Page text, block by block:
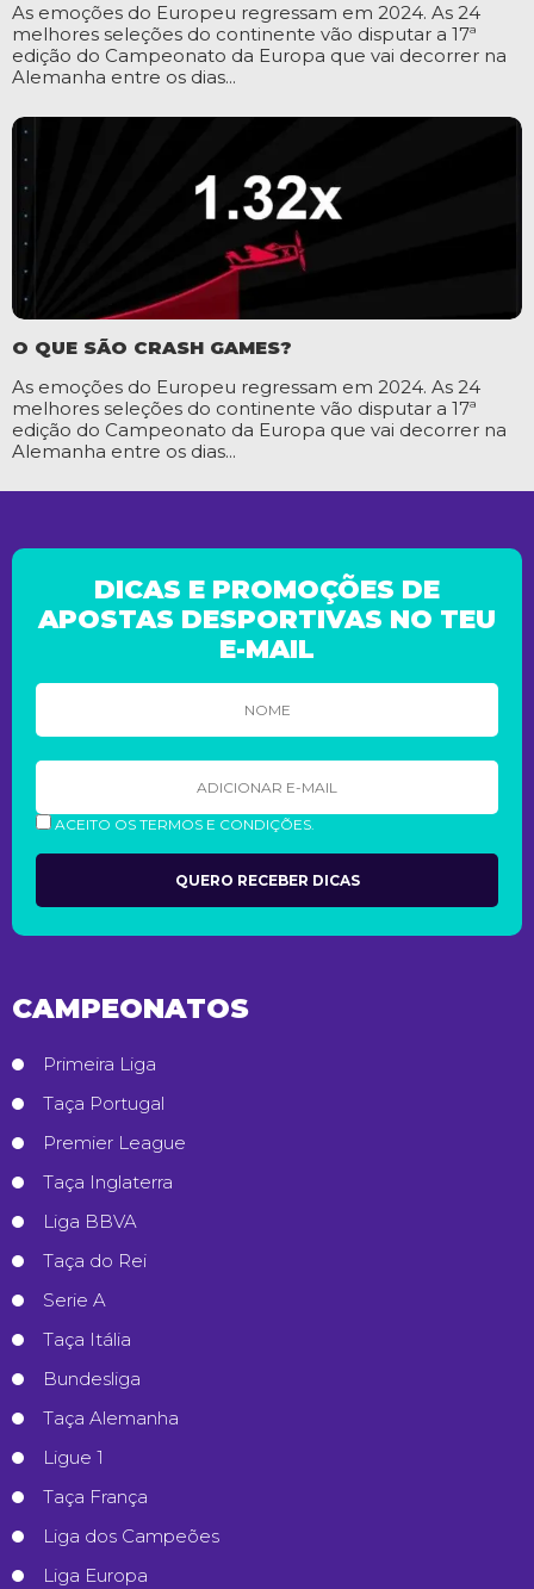
As emoções do Europeu regressam em 2024. As 24
melhores seleções do continente vão disputar a 17ª
edição do Campeonato da Europa que vai decorrer na
Alemanha entre os dias...
O QUE SÃO CRASH GAMES?
As emoções do Europeu regressam em 2024. As 24
melhores seleções do continente vão disputar a 17ª
edição do Campeonato da Europa que vai decorrer na
Alemanha entre os dias...
DICAS E PROMOÇÕES DE
APOSTAS DESPORTIVAS NO TEU
E-MAIL
ACEITO OS TERMOS E CONDIÇÕES.
CAMPEONATOS
Primeira Liga
Taça Portugal
Premier League
Taça Inglaterra
Liga BBVA
Taça do Rei
Serie A
Taça Itália
Bundesliga
Taça Alemanha
Ligue 1
Taça França
Liga dos Campeões
Liga Europa